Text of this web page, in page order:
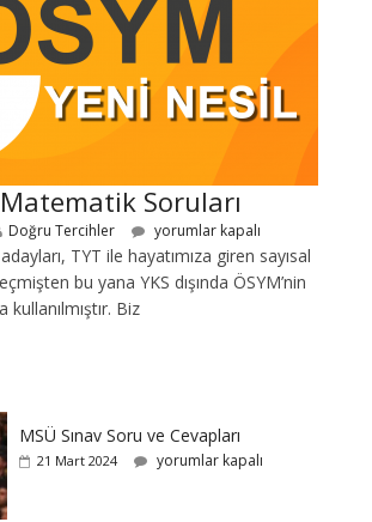
Matematik Soruları
Doğru Tercihler yorumlar kapalı
TYT ile hayatımıza giren sayısal
bu yana YKS dışında ÖSYM’nin
kullanılmıştır. Biz
MSÜ Sınav Soru ve Cevapları
21 Mart 2024 yorumlar kapalı